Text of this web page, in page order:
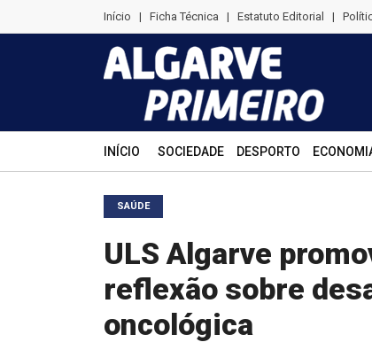
Início | Ficha Técnica | Estatuto Editorial |
INÍCIO SOCIEDADE DESPORTO
SAÚDE
ULS Algarve
reflexão sobre
oncológica